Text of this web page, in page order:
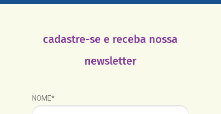
cadastre-se e receba nossa
newsletter
NOME*